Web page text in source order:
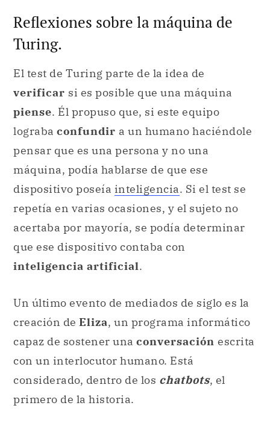
Reflexiones sobre la máquina de
Turing.
El test de Turing parte de la idea de
verificar si es posible que una máquina
piense. Él propuso que, si este equipo
lograba confundir a un humano haciéndole
pensar que es una persona y no una
máquina, podía hablarse de que ese
dispositivo poseía inteligencia. Si el test se
repetía en varias ocasiones, y el sujeto no
acertaba por mayoría, se podía determinar
que ese dispositivo contaba con
inteligencia artificial.
Un último evento de mediados de siglo es la
creación de Eliza, un programa informático
capaz de sostener una conversación escrita
con un interlocutor humano. Está
considerado, dentro de los chatbots, el
primero de la historia.